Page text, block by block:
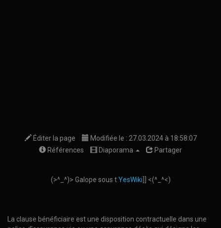
Éditer la page
Modifiée le : 27.03.2024 à 18:58:07
Références
Diaporama Partager
(>^_^)> Galope sous tYesWiki ]] <(^_^<)
La clause bénéficiaire est une disposition contractuelle dans une